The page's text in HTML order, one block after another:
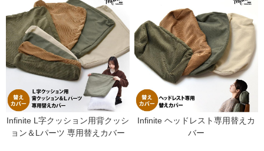
Infinite L字クッション用背クッシ
ョン＆Lパーツ 専用替えカバー
Infinite ヘッドレスト専用替えカ
バー